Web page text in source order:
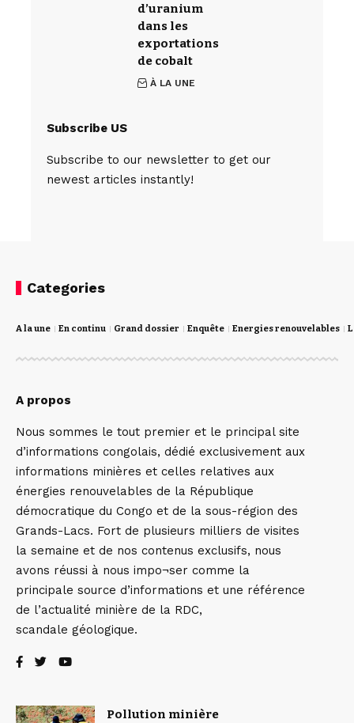
d’uranium
dans les
exportations
de cobalt
À LA UNE
Subscribe US
Subscribe to our newsletter to get our
newest articles instantly!
Categories
A la une En continu Grand dossier Enquête Energies renouvelables
A propos
Nous sommes le tout premier et le principal site
d’informations congolais, dédié exclusivement aux
informations minières et celles relatives aux
énergies renouvelables de la République
démocratique du Congo et de la sous-région des
Grands-Lacs. Fort de plusieurs milliers de visites
la semaine et de nos contenus exclusifs, nous
avons réussi à nous impo¬ser comme la
principale source d’informations et une référence
de l’actualité minière de la RDC,
scandale géologique.
Pollution minière